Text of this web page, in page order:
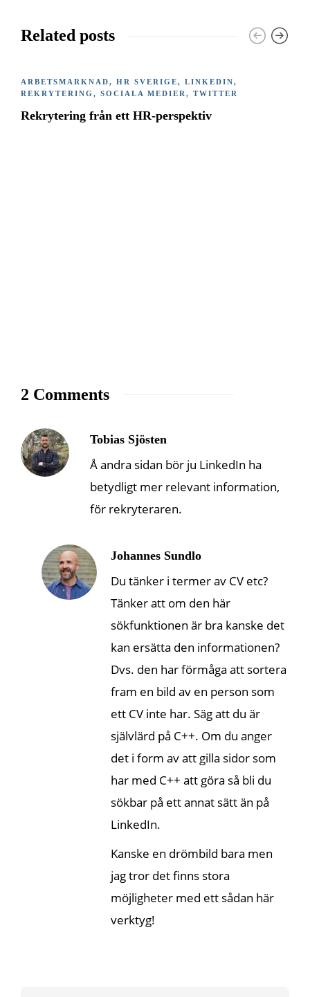
Related posts
ARBETSMARKNAD, HR SVERIGE, LINKEDIN,
REKRYTERING , SOCIALA MEDIER , TWITTER
Rekrytering från ett HR-perspektiv
2 Comments
Tobias Sjösten
Å andra sidan bör ju LinkedIn ha
betydligt mer relevant information,
för rekryteraren.
Johannes Sundlo
Du tänker i termer av CV etc?
Tänker att om den här
sökfunktionen är bra kanske det
kan ersätta den informationen?
Dvs. den har förmåga att sortera
fram en bild av en person som
ett CV inte har. Säg att du är
självlärd på C++. Om du anger
det i form av att gilla sidor som
har med C++ att göra så bli du
sökbar på ett annat sätt än på
LinkedIn.
Kanske en drömbild bara men
jag tror det finns stora
möjligheter med ett sådan här
verktyg!